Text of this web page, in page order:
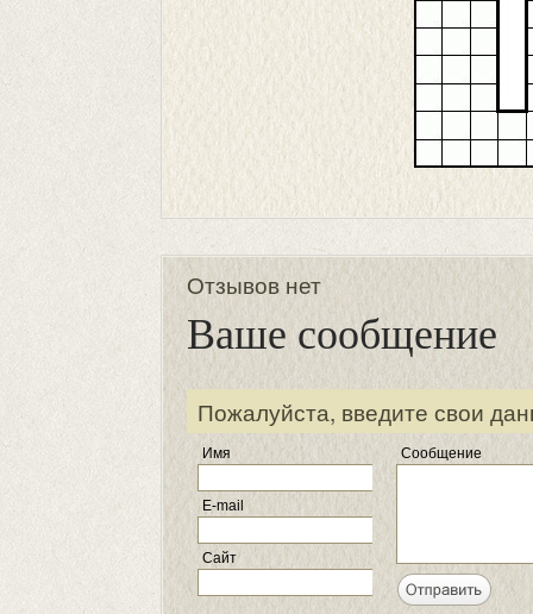
Отзывов нет
Ваше сообщение
Пожалуйста, введите свои
Имя
E-mail
Сайт
Сообщение